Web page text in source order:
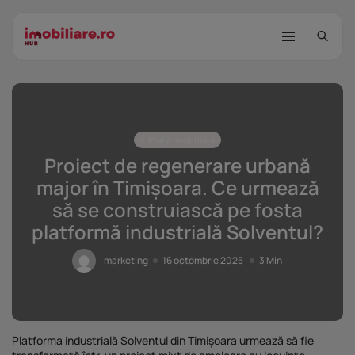
STUDIU Imobiliare.ro: Câtă încredere
mai...
25 noiembrie 2025
25 noiembrie 2025 9 Min
Proiect de regenerare urbană
major în Timișoara. Ce urmează
să se construiască pe fosta
platformă industrială Solventul?
marketing 16 octombrie 2025 3 Min
Platforma industrială Solventul din Timișoara urmează să fie